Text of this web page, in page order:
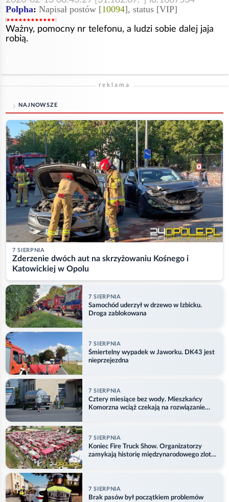
Polpha: Napisał postów [10094], status [VIP]
Ważny, pomocny nr telefonu, a ludzi sobie dalej jaja
robią.
reklama
NAJNOWSZE
7 SIERPNIA
Zderzenie dwóch aut na skrzyżowaniu Kośnego i
Katowickiej w Opolu
7 SIERPNIA
Samochód uderzył w drzewo w Izbicku.
Droga zablokowana
7 SIERPNIA
Śmiertelny wypadek w Jaworku. DK43 jest
nieprzejezdna
7 SIERPNIA
Cztery miesiące bez wody. Mieszkańcy
Komorzna wciąż czekają na rozwiązanie
7 SIERPNIA
Koniec Fire Truck Show. Organizatorzy
zamykają historię międzynarodowego zlotu
7 SIERPNIA
Brak pasów był początkiem problemów